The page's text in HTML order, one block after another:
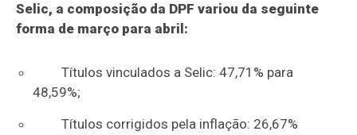
Selic, a composição da DPF variou da seguinte
forma de março para abril:
Títulos vinculados a Selic: 47,71% para
48,59%;
Títulos corrigidos pela inflação: 26,67%